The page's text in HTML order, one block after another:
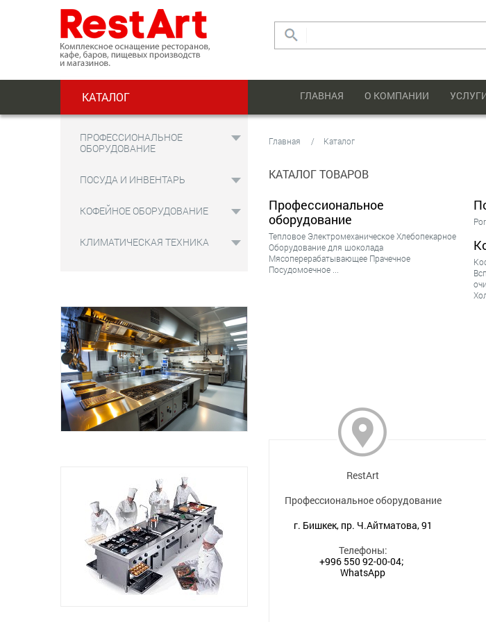
КАТАЛОГ ГЛАВНАЯ О КОМПАНИИ
ПРОФЕССИОНАЛЬНОЕ
ОБОРУДОВАНИЕ
ПОСУДА И ИНВЕНТАРЬ
КОФЕЙНОЕ ОБОРУДОВАНИЕ
КЛИМАТИЧЕСКАЯ ТЕХНИКА
Главная Каталог
КАТАЛОГ ТОВАРОВ
Профессиональное
оборудование
Тепловое ЭлектромеханическоеХлебопекарное
Оборудование для шоколада
Мясоперерабатывающее Прачечное
Посудомоечное
RestArt
Профессиональное оборудование
г. Бишкек, пр. Ч.Айтматова, 91
Телефоны:
+996 550 92-00-04;
WhatsApp